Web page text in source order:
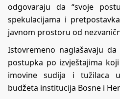
odgovaraju da “svoje
spekulacijama i
javnom prostoru od
Istovremeno naglašavaju
postupka po izvještajima
imovine sudija i tužilaca
budžeta institucija Bosne i